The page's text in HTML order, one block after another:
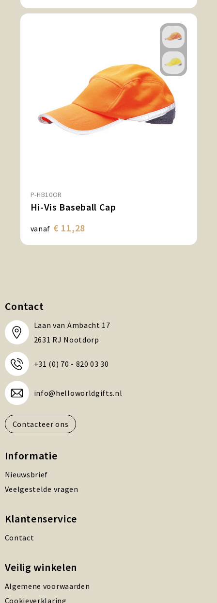
P-HB10OR
Hi-Vis Baseball Cap
vanaf € 11,28
Contact
Laan van Ambacht 17
2631 RJ Nootdorp
+31 (0) 70 - 820 03 30
info@helloworldgifts.nl
Contacteer ons
Informatie
Nieuwsbrief
Veelgestelde vragen
Klantenservice
Contact
Veilig winkelen
Algemene voorwaarden
Cookieverklaring